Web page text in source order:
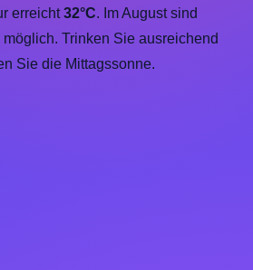
erreicht32°C. Im August sind
Trinken Sie ausreichend
Sie die Mittagssonne.